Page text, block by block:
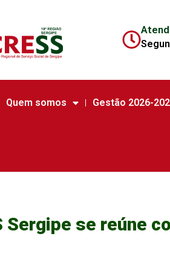
Quem somos Gestão 2026-
Sergipe se reúne